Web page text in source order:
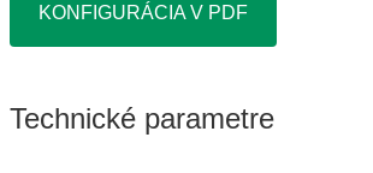
KONFIGURÁCIA V PDF
Technické parametre